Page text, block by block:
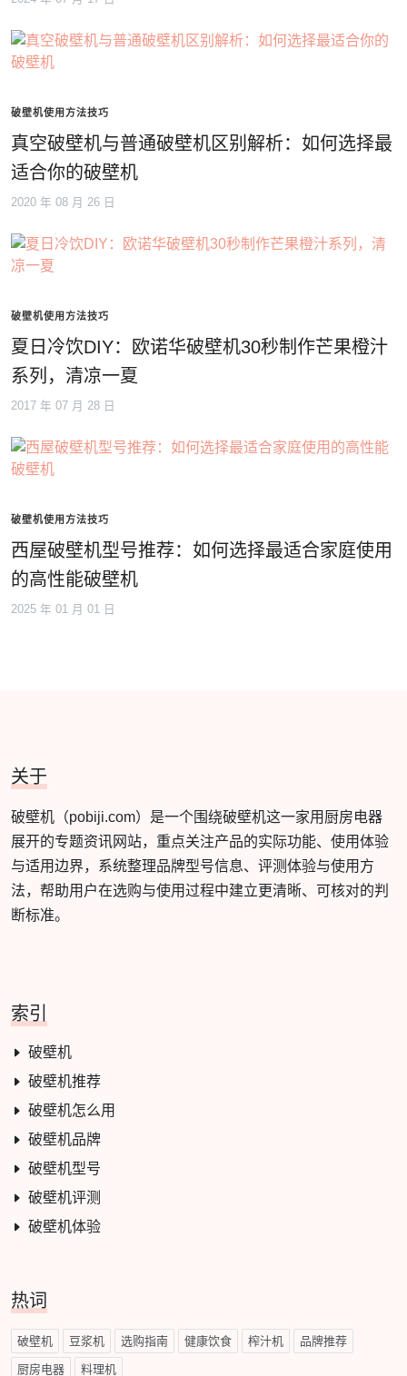
破壁机使用方法技巧
真空破壁机与普通破壁机区别解析：如何选择最
适合你的破壁机
2020 年 08 月 26 日
破壁机使用方法技巧
夏日冷饮DIY：欧诺华破壁机30秒制作芒果橙汁
系列，清凉一夏
2017 年 07 月 28 日
破壁机使用方法技巧
西屋破壁机型号推荐：如何选择最适合家庭使用
的高性能破壁机
2025 年 01 月 01 日
关于
破壁机（pobiji.com）是一个围绕破壁机这一家用厨房电器
展开的专题资讯网站，重点关注产品的实际功能、使用体验
与适用边界，系统整理品牌型号信息、评测体验与使用方
法，帮助用户在选购与使用过程中建立更清晰、可核对的判
断标准。
索引
破壁机
破壁机推荐
破壁机怎么用
破壁机品牌
破壁机型号
破壁机评测
破壁机体验
热词
破壁机 豆浆机 选购指南 健康饮食 榨汁机 品牌推荐
厨房电器 料理机